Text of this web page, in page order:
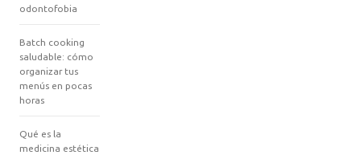
odontofobia
Batch cooking
saludable: cómo
organizar tus
menús en pocas
horas
Qué es la
medicina estética